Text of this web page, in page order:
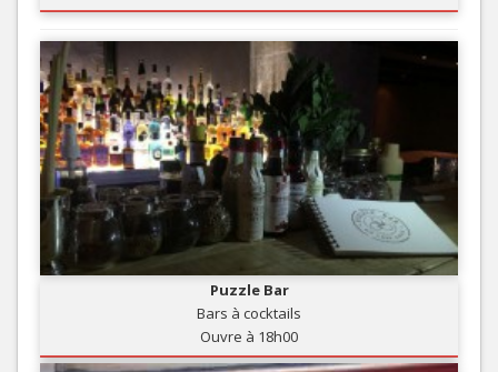
Puzzle Bar
Bars à cocktails
Ouvre à 18h00